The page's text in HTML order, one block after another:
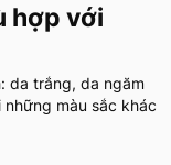
hợp với
da trắng, da ngăm
màu sắc khác